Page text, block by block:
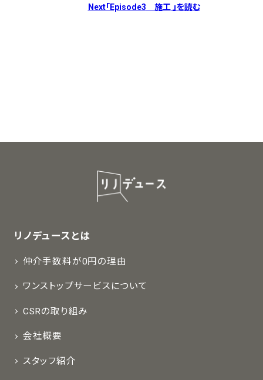
Next「Episode3 施工」を読む
リノデュースとは
仲介手数料が0円の理由
ワンストップサービスについて
CSRの取り組み
会社概要
スタッフ紹介